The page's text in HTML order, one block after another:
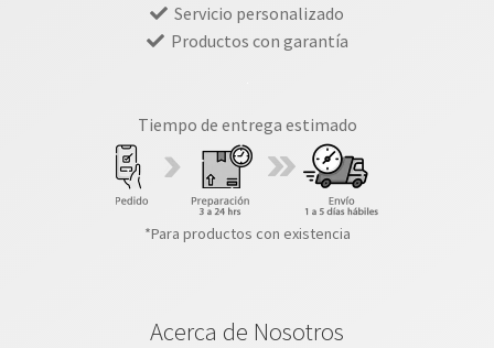
Servicio personalizado
Productos con garantía
Tiempo de entrega estimado
*Para productos con existencia
Acerca de Nosotros